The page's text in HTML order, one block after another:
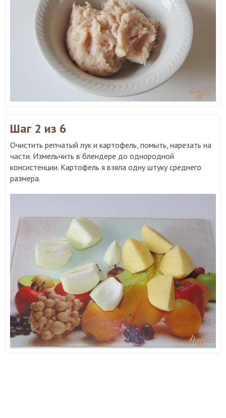
Шаг 2 из 6
Очистить репчатый лук и картофель, помыть, нарезать на
части. Измельчить в блендере до однородной
консистенции. Картофель я взяла одну штуку среднего
размера.